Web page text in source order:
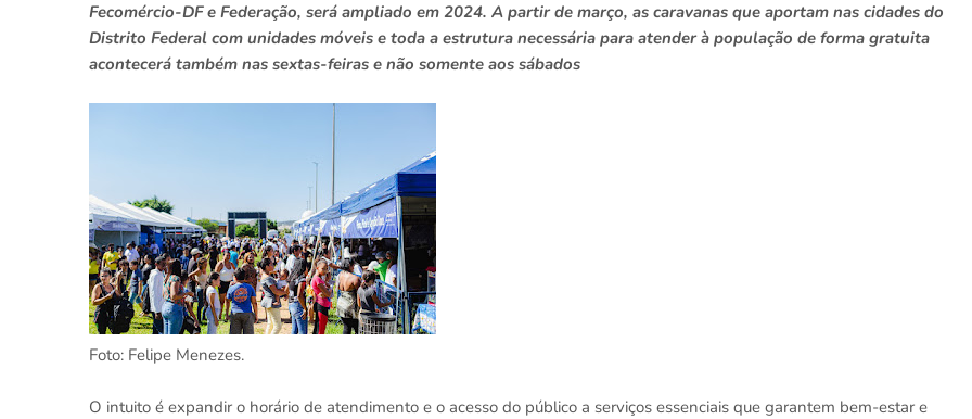
Fecomércio-DF e Federação, será ampliado em 2024. A partir de março, as caravanas que aportam nas cidades do
Distrito Federal com unidades móveis e toda a estrutura necessária para atender à população de forma gratuita
acontecerá também nas sextas-feiras e não somente aos sábados
Foto: Felipe Menezes.
O intuito é expandir o horário de atendimento e o acesso do público a serviços essenciais que garantem bem-estar e